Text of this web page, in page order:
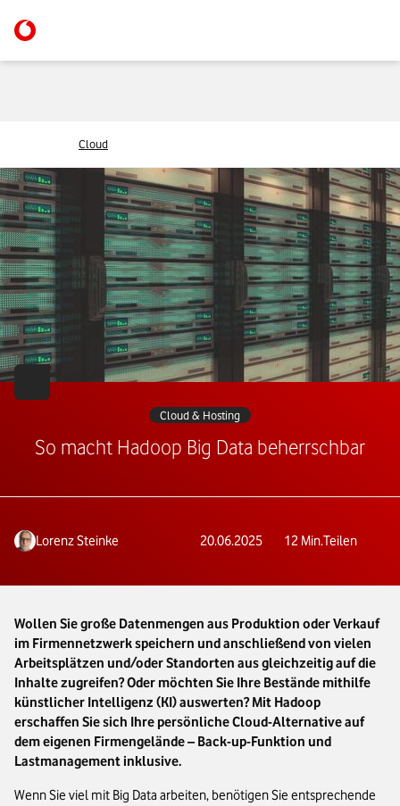
Cloud
Cloud & Hosting
So macht Hadoop Big Data beherrschbar
Lorenz Steinke 20.06.2025 12 Min.Teilen
Wollen Sie große Datenmengen aus Produktion oder Verkauf
im Firmennetzwerk speichern und anschließend von vielen
Arbeitsplätzen und/oder Standorten aus gleichzeitig auf die
Inhalte zugreifen? Oder möchten Sie Ihre Bestände mithilfe
künstlicher Intelligenz (KI) auswerten? Mit Hadoop
erschaffen Sie sich Ihre persönliche Cloud-Alternative auf
dem eigenen Firmengelände – Back-up-Funktion und
Lastmanagement inklusive.
Wenn Sie viel mit Big Data arbeiten, benötigen Sie entsprechende